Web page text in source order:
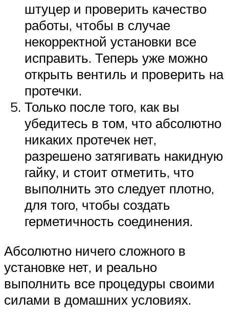
штуцер и проверить качество
работы, чтобы в случае
некорректной установки все
исправить. Теперь уже можно
открыть вентиль и проверить на
протечки.
Только после того, как вы
убедитесь в том, что абсолютно
никаких протечек нет,
разрешено затягивать накидную
гайку, и стоит отметить, что
выполнить это следует плотно,
для того, чтобы создать
герметичность соединения.
Абсолютно ничего сложного в
установке нет, и реально
выполнить все процедуры своими
силами в домашних условиях.